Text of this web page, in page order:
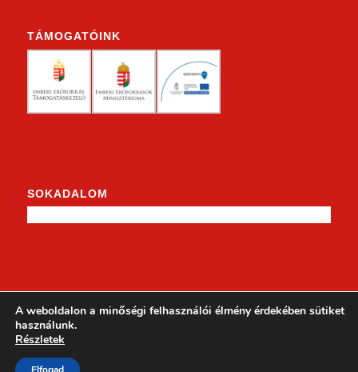
TÁMOGATÓINK
SOKADALOM
A weboldalon a minőségi felhasználói élmény érdekében sütiket
használunk.
Részletek